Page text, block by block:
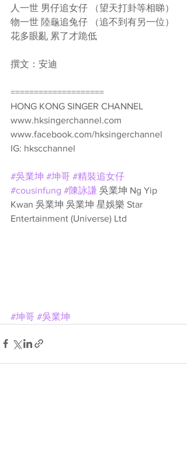
人一世 男仔追女仔 （望天打卦等相睇）
物一世 陸龜追兔仔 （追不到有另一位）
花多眼亂 累了才跪低
撰文：安迪
====================
HONG KONG SINGER CHANNEL
www.hksingerchannel.com
www.facebook.com/hksingerchannel
IG: hkscchannel
#吳業坤 #坤哥 #精裝追女仔
#cousinfung #陳詠謙 吳業坤 Ng Yip
Kwan 吳業坤 吳業坤 星娛樂 Star
Entertainment (Universe) Ltd
#坤哥 #吳業坤